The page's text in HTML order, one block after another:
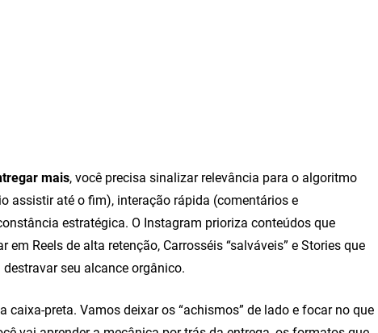
mais, você precisa sinalizar relevância para o algoritmo
assistir até o fim), interação rápida (comentários e
estratégica. O Instagram prioriza conteúdos que
Reels de alta retenção, Carrosséis “salváveis” e Stories que
seu alcance orgânico.
caixa-preta. Vamos deixar os “achismos” de lado e focar no que